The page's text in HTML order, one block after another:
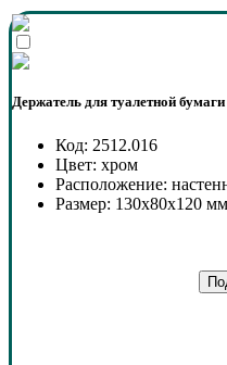
Держатель для туалетной бумаги
Код: 2512.016
Цвет: хром
Расположение:
Размер: 130x80x120 мм